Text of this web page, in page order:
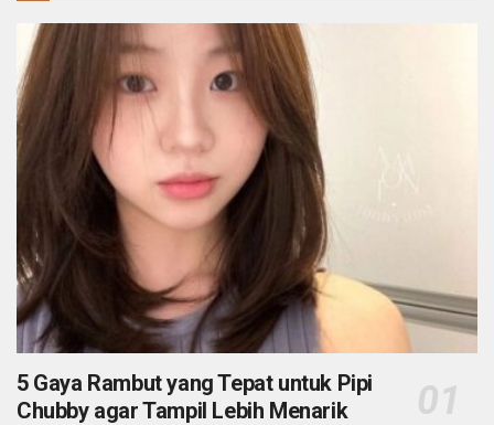
5 Gaya Rambut yang Tepat untuk Pipi
Chubby agar Tampil Lebih Menarik